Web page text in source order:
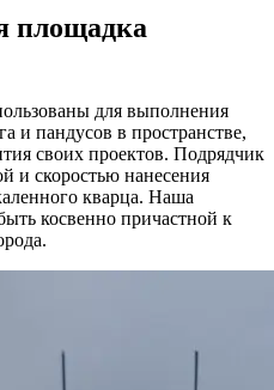
площадка
для выполнения
и пандусов в пространстве,
своих проектов. Подрядчик
и скоростью нанесения
кварца. Наша
косвенно причастной к